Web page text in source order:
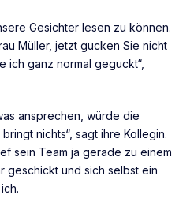
Gesichter lesen zu können.
Müller, jetzt gucken Sie nicht
ich ganz normal geguckt“,
ansprechen, würde die
nichts“, sagt ihre Kollegin.
sein Team ja gerade zu einem
geschickt und sich selbst ein